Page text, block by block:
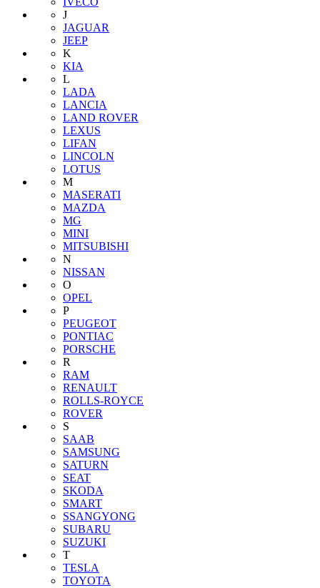
J
JAGUAR
JEEP
K
KIA
L
LADA
LANCIA
LAND ROVER
LEXUS
LIFAN
LINCOLN
LOTUS
M
MASERATI
MAZDA
MG
MINI
MITSUBISHI
N
NISSAN
O
OPEL
P
PEUGEOT
PONTIAC
PORSCHE
R
RAM
RENAULT
ROLLS-ROYCE
ROVER
S
SAAB
SAMSUNG
SATURN
SEAT
SKODA
SMART
SSANGYONG
SUBARU
SUZUKI
T
TESLA
TOYOTA